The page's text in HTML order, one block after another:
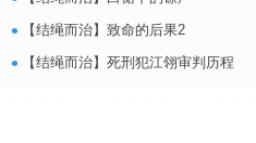
• 【结绳而治】致命的后果2
• 【结绳而治】死刑犯江翎审判历程